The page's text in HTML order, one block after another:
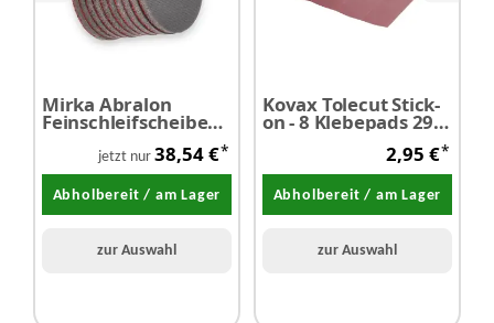
Mirka Abralon
Feinschleifscheibe
jetzt nur 38,54 €*
Abholbereit / am Lager
zur Auswahl
Kovax Tolecut Stick-
on - 8 Klebepads 29
mm x 35 mm P1500
2,95 €*
Abholbereit / am Lager
zur Auswahl